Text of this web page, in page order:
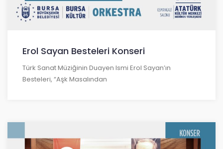
Erol Sayan Besteleri Konseri
Türk Sanat Müziğinin Duayen Ismi Erol Sayan’ın
Besteleri, “Aşk Masalından